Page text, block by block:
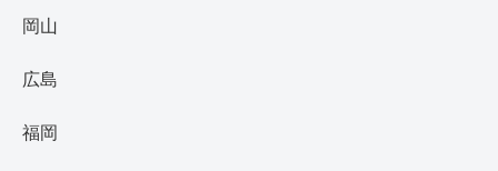
岡山
広島
福岡